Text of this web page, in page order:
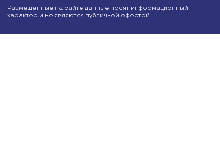
Размещенные на сайте данные носят информационный
характер и не являются публичной офертой